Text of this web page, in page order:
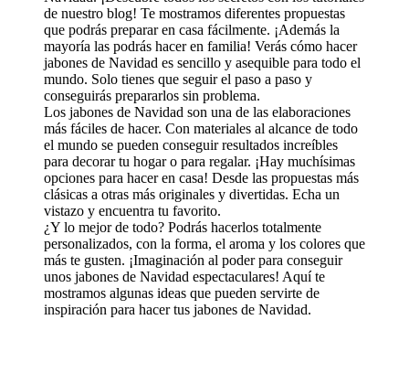
de nuestro blog! Te mostramos diferentes propuestas
que podrás preparar en casa fácilmente. ¡Además la
mayoría las podrás hacer en familia! Verás cómo hacer
jabones de Navidad es sencillo y asequible para todo el
mundo. Solo tienes que seguir el paso a paso y
conseguirás prepararlos sin problema.
Los jabones de Navidad son una de las elaboraciones
más fáciles de hacer. Con materiales al alcance de todo
el mundo se pueden conseguir resultados increíbles
para decorar tu hogar o para regalar. ¡Hay muchísimas
opciones para hacer en casa! Desde las propuestas más
clásicas a otras más originales y divertidas. Echa un
vistazo y encuentra tu favorito.
¿Y lo mejor de todo? Podrás hacerlos totalmente
personalizados, con la forma, el aroma y los colores que
más te gusten. ¡Imaginación al poder para conseguir
unos jabones de Navidad espectaculares! Aquí te
mostramos algunas ideas que pueden servirte de
inspiración para hacer tus jabones de Navidad.